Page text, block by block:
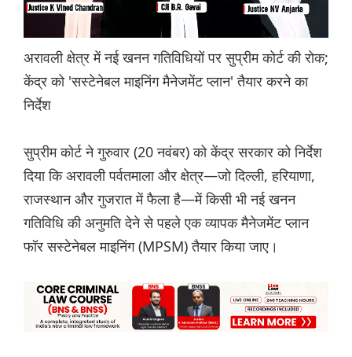
अरावली क्षेत्र में नई खनन गतिविधियों पर सुप्रीम कोर्ट की रोक;
केंद्र को 'सस्टेनेबल माइनिंग मैनेजमेंट प्लान' तैयार करने का
निर्देश
सुप्रीम कोर्ट ने गुरुवार (20 नवंबर) को केंद्र सरकार को निर्देश
दिया कि अरावली पर्वतमाला और क्षेत्र—जो दिल्ली, हरियाणा,
राजस्थान और गुजरात में फैला है—में किसी भी नई खनन
गतिविधि की अनुमति देने से पहले एक व्यापक मैनेजमेंट प्लान
फॉर सस्टेनेबल माइनिंग (MPSM) तैयार किया जाए।